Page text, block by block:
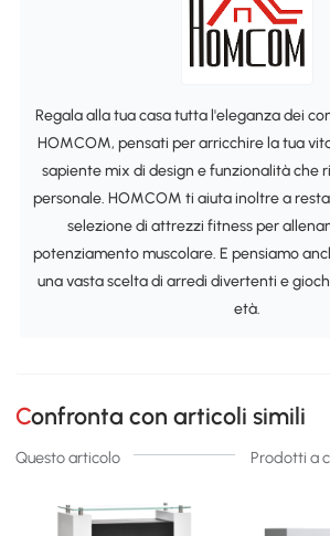
Regala alla tua casa tutta l'eleganza dei
HOMCOM, pensati per arricchire la tua
sapiente mix di design e funzionalità che
personale. HOMCOM ti aiuta inoltre a
selezione di attrezzi fitness per
potenziamento muscolare. E pensiamo
una vasta scelta di arredi divertenti e
età.
Confronta con articoli simili
Questo articolo Prodotti a